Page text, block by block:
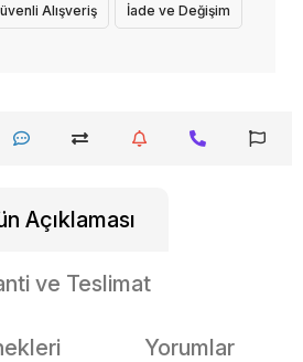
Alışveriş İade ve Değişim
Açıklaması
ve Teslimat
Yorumlar